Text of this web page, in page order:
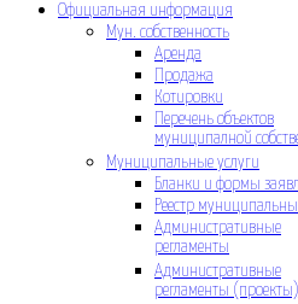
Официальная информация
Мун. собственность
Аренда
Продажа
Котировки
Перечень объектов
муниципалной
Муниципальные услуги
Бланки и формы
Реестр
Административные
регламенты
Административные
регламенты (проекты)